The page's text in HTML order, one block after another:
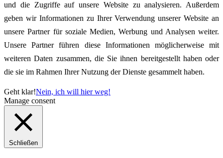
und die Zugriffe auf unsere Website zu analysieren. Außerdem
geben wir Informationen zu Ihrer Verwendung unserer Website an
unsere Partner für soziale Medien, Werbung und Analysen weiter.
Unsere Partner führen diese Informationen möglicherweise mit
weiteren Daten zusammen, die Sie ihnen bereitgestellt haben oder
die sie im Rahmen Ihrer Nutzung der Dienste gesammelt haben.
Geht klar!Nein, ich will hier weg!
Manage consent
Schließen